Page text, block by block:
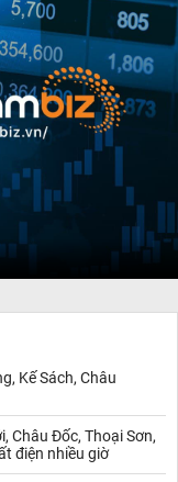
Kế Sách, Châu
Châu Đốc, Thoại Sơn,
điện nhiều giờ